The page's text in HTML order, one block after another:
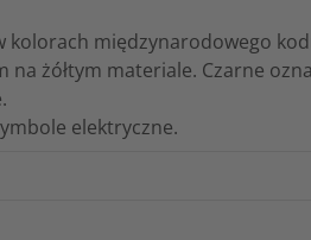
kolorach międzynarodowego
żółtym materiale. Czarne
elektryczne.